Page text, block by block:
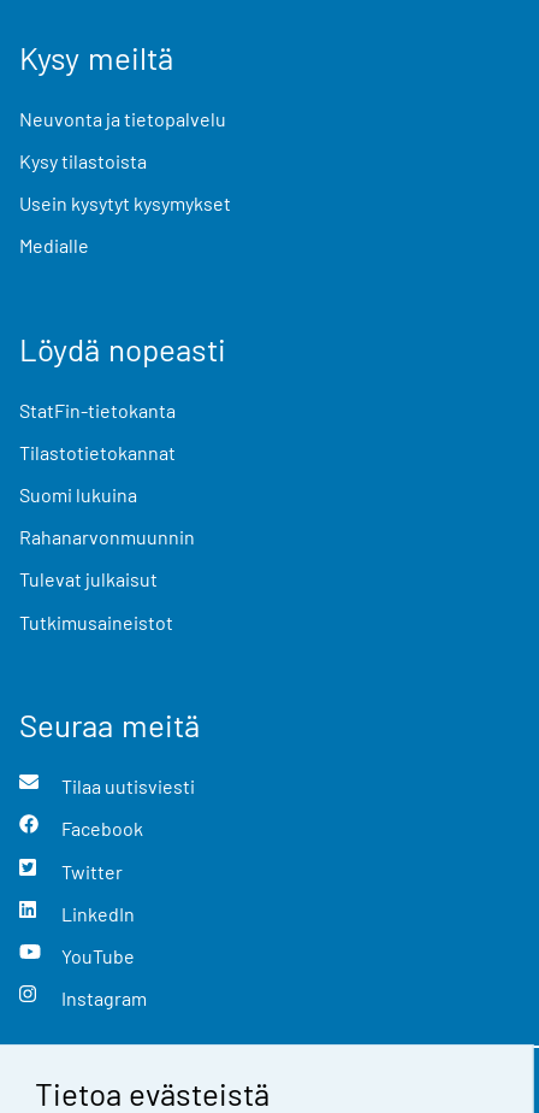
Tietoa evästeistä
Kysy meiltä
Neuvonta ja tietopalvelu
Kysy tilastoista
Usein kysytyt kysymykset
Medialle
Löydä nopeasti
StatFin-tietokanta
Tilastotietokannat
Suomi lukuina
Rahanarvonmuunnin
Tulevat julkaisut
Tutkimusaineistot
Seuraa meitä
Tilaa uutisviesti
Facebook
Twitter
LinkedIn
YouTube
Instagram
Yhteystiedot